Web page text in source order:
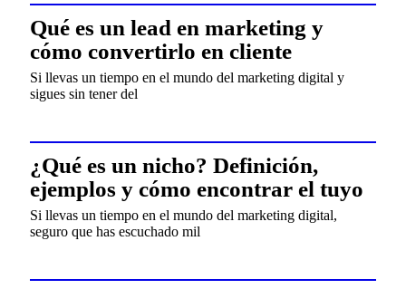
Qué es un lead en marketing y
cómo convertirlo en cliente
Si llevas un tiempo en el mundo del marketing digital y
sigues sin tener del
¿Qué es un nicho? Definición,
ejemplos y cómo encontrar el tuyo
Si llevas un tiempo en el mundo del marketing digital,
seguro que has escuchado mil